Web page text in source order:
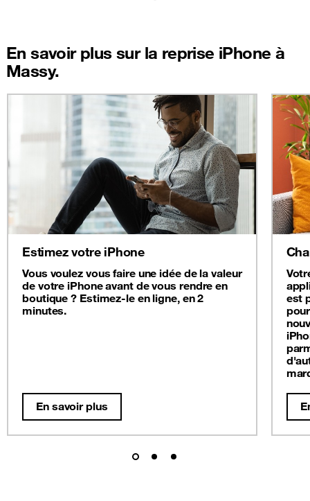
En savoir plus sur la reprise iPhone à
Massy.
Estimez votre iPhone
Vous voulez vous faire une idée de la valeur
de votre iPhone avant de vous rendre en
boutique ? Estimez-le en ligne, en 2
minutes.
En savoir plus
est